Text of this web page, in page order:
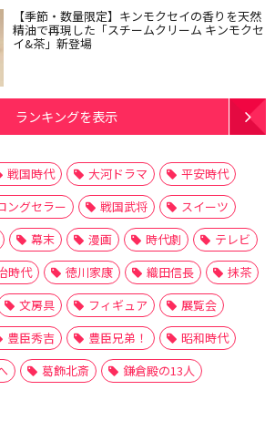
【季節・数量限定】キンモクセイの香りを天然
精油で再現した「スチームクリーム キンモクセ
イ&茶」新登場
ランキングを表示
戦国時代 大河ドラマ
平安時代
ングセラー 戦国武将
スイーツ
幕末 漫画 時代劇
テレビ
時代 徳川家康 織田信長
抹茶
文房具 フィギュア
展覧会
豊臣秀吉 豊臣兄弟！
昭和時代
葛飾北斎 鎌倉殿の13人